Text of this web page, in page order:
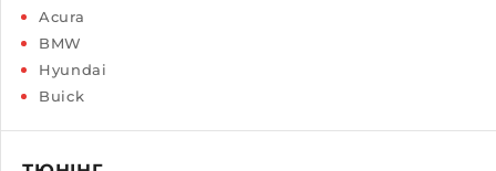
Acura
BMW
Hyundai
Buick